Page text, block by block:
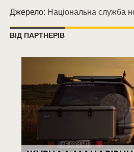
Джерело: Національна служба
ВІД ПАРТНЕРІВ